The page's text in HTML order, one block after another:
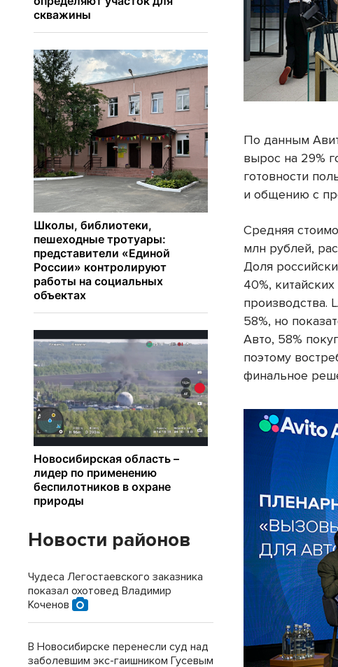
По данным
вырос на 29%
готовности
и общению с
Средняя
млн рублей,
Доля
40%,
производства.
58%, но
Авто, 58%
поэтому
финальное
Новости районов
Чудеса Легостаевского заказника
показал охотовед Владимир
Коченов
В Новосибирске перенесли суд над
заболевшим экс-гаишником Гусевым